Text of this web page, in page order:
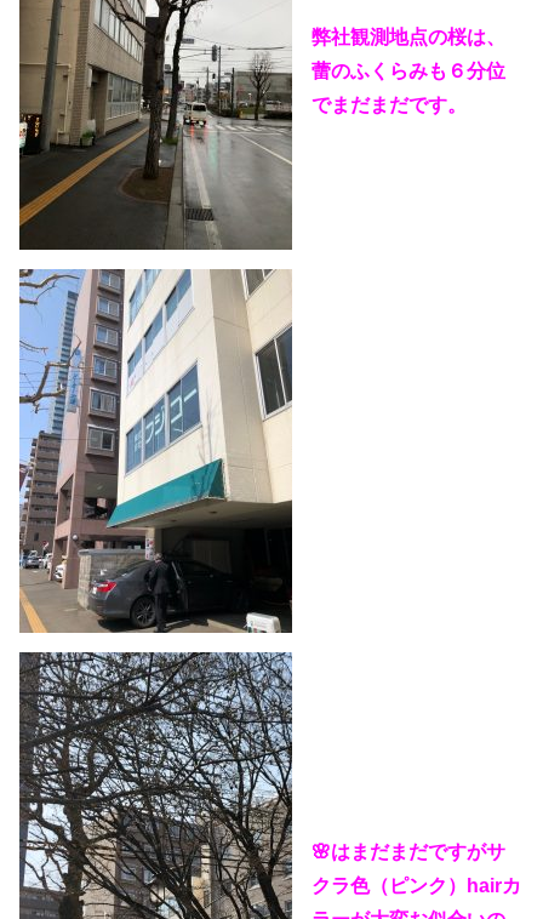
弊社観測地点の桜は、
蕾のふくらみも６分位
でまだまだです。
🌸はまだまだですがサ
クラ色（ピンク）hairカ